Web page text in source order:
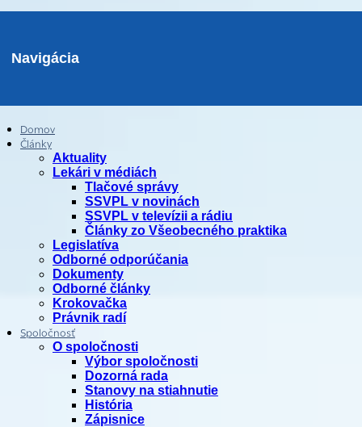
Navigácia
Domov
Články
Aktuality
Lekári v médiách
Tlačové správy
SSVPL v novinách
SSVPL v televízii a rádiu
Články zo Všeobecného praktika
Legislatíva
Odborné odporúčania
Dokumenty
Odborné články
Krokovačka
Právnik radí
Spoločnosť
O spoločnosti
Výbor spoločnosti
Dozorná rada
Stanovy na stiahnutie
História
Zápisnice